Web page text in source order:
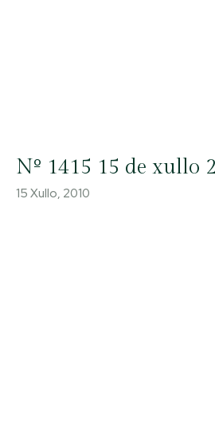
Nº 1415 15 de xullo
15 Xullo, 2010